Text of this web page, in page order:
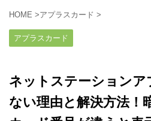
HOME >アプラスカード >
アプラスカード
ネットステーションア
ない理由と解決方法！